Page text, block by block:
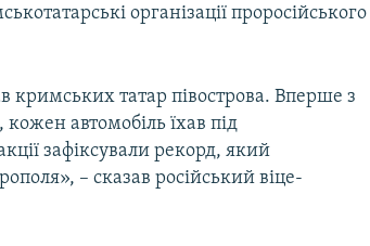
організації проросійського
кримських татар півострова. Вперше з
кожен автомобіль їхав під
зафіксували рекорд, який
– сказав російський віце-